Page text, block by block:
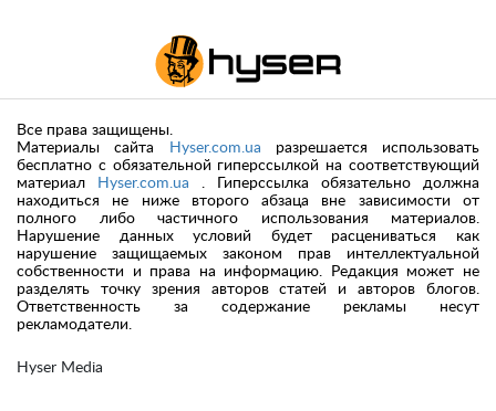
Hyser Media
Все права защищены.
Материалы сайта
Hyser.com.ua разрешается использовать
бесплатно с обязательной гиперссылкой на соответствующий
материал
Hyser.com.ua . Гиперссылка обязательно должна
находиться не ниже второго абзаца вне зависимости от
полного либо частичного использования материалов.
Нарушение данных условий будет расцениваться как
нарушение защищаемых законом прав интеллектуальной
собственности и права на информацию. Редакция может не
разделять точку зрения авторов статей и авторов блогов.
Ответственность за содержание рекламы несут
рекламодатели.